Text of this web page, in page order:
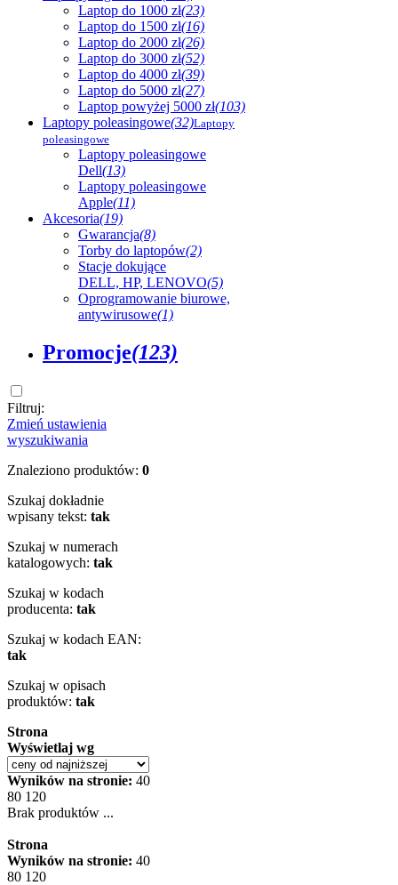
Laptop do 1000 zł(23)
Laptop do 1500 zł(16)
Laptop do 2000 zł(26)
Laptop do 3000 zł(52)
Laptop do 4000 zł(39)
Laptop do 5000 zł(27)
Laptop powyżej 5000 zł(103)
Laptopy poleasingowe(32)Laptopy
poleasingowe
Laptopy poleasingowe
Dell(13)
Laptopy poleasingowe
Apple(11)
Akcesoria(19)
Gwarancja(8)
Torby do laptopów(2)
Stacje dokujące
DELL, HP, LENOVO(5)
Oprogramowanie biurowe,
antywirusowe(1)
Promocje(123)
Filtruj:
Zmień ustawienia
wyszukiwania
Znaleziono produktów: 0
Szukaj dokładnie
wpisany tekst: tak
Szukaj w numerach
katalogowych: tak
Szukaj w kodach
producenta: tak
Szukaj w kodach EAN:
tak
Szukaj w opisach
produktów: tak
Strona
Wyświetlaj wg
Wyników na stronie: 40
80 120
Brak produktów ...
Strona
Wyników na stronie: 40
80 120